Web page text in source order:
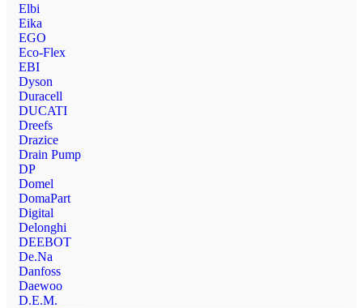
Elbi
Eika
EGO
Eco-Flex
EBI
Dyson
Duracell
DUCATI
Dreefs
Drazice
Drain Pump
DP
Domel
DomaPart
Digital
Delonghi
DEEBOT
De.Na
Danfoss
Daewoo
D.E.M.